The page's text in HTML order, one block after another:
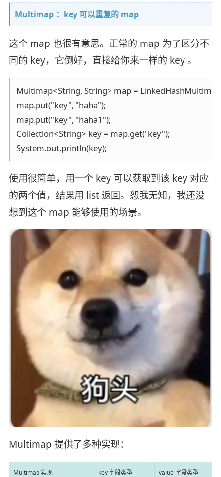
Multimap ：key 可以重复的 map
这个 map 也很有意思。正常的 map 为了区分不
同的 key，它倒好，直接给你来一样的 key 。
Multimap<String, String> map =
map.put("key", "haha");
map.put("key", "haha1");
Collection<String> key = map.get("key");
System.out.println(key);
使用很简单，用一个 key 可以获取到该 key 对应
的两个值，结果用 list 返回。恕我无知，我还没
想到这个 map 能够使用的场景。
Multimap 提供了多种实现：
Multimap 实现 key 字段类型 value 字段类型